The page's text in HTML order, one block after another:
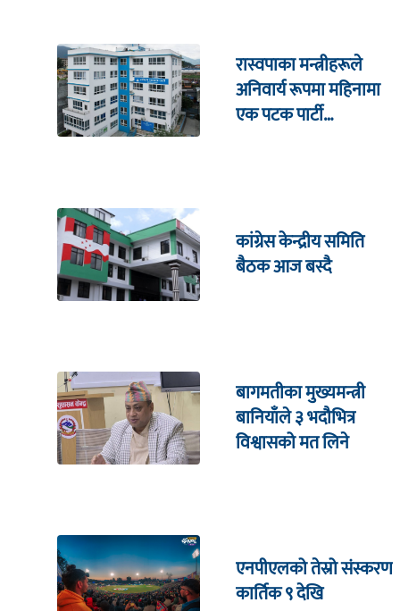
रास्वपाका मन्त्रीहरूले
अनिवार्य रूपमा महिनामा
एक पटक पार्टी
कांग्रेस केन्द्रीय समिति
बैठक आज बस्दै
बागमतीका मुख्यमन्त्री
बानियाँले ३ भदौभित्र
विश्वासको मत लिने
एनपीएलको तेस्रो संस्करण
कार्तिक ९ देखि